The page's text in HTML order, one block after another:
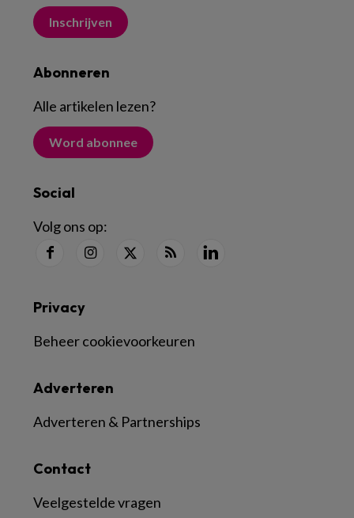
Inschrijven
Abonneren
Alle artikelen lezen?
Word abonnee
Social
Volg ons op:
Contact
Veelgestelde vragen
Adverteren
Adverteren & Partnerships
Privacy
Beheer cookievoorkeuren